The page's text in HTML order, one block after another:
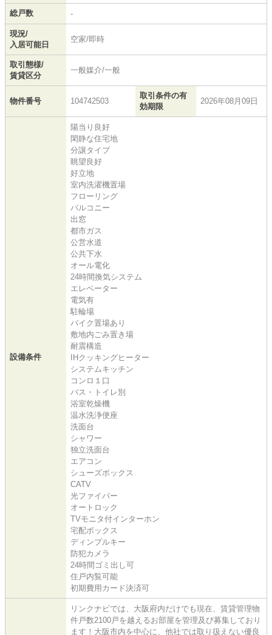
総戸数 -
現況/
入居可能日
空家/即時
取引態様/
賃貸区分
一般媒介/一般
物件番号 104742503
取引条件の有
効期限
2026年08月09日
設備条件
陽当り良好
閑静な住宅地
分譲タイプ
眺望良好
好立地
室内洗濯機置場
フローリング
バルコニー
出窓
都市ガス
公営水道
公共下水
オール電化
24時間換気システム
エレベーター
電気有
駐輪場
バイク置場あり
敷地内ごみ置き場
耐震構造
IHクッキングヒーター
システムキッチン
コンロ１口
バス・トイレ別
浴室乾燥機
温水洗浄便座
洗面台
シャワー
独立洗面台
エアコン
シューズボックス
CATV
光ファイバー
オートロック
TVモニタ付インターホン
宅配ボックス
ディンプルキー
防犯カメラ
24時間ゴミ出し可
住戸内覧可能
初期費用カード決済可
リンクナビでは、大阪府内だけでも現在、賃貸管理物
件戸数2100戸を越えるお部屋を管理及び募集しており
ます！大阪市内を中心に、他社では取り扱えない優良